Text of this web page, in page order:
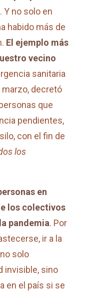
. Y no solo en
habido más de
El ejemplo más
vecino
sanitaria
marzo, decretó
que
pendientes,
con el fin de
los
en
los colectivos
pandemia. Por
ir a la
solo
invisible, sino
en el país si se